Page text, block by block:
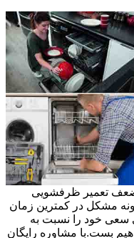
ضعف تعمیر ظرفشویی
مشکل در کمترین زمان
سعی خود را نسبت به
بست.با مشاوره رایگان